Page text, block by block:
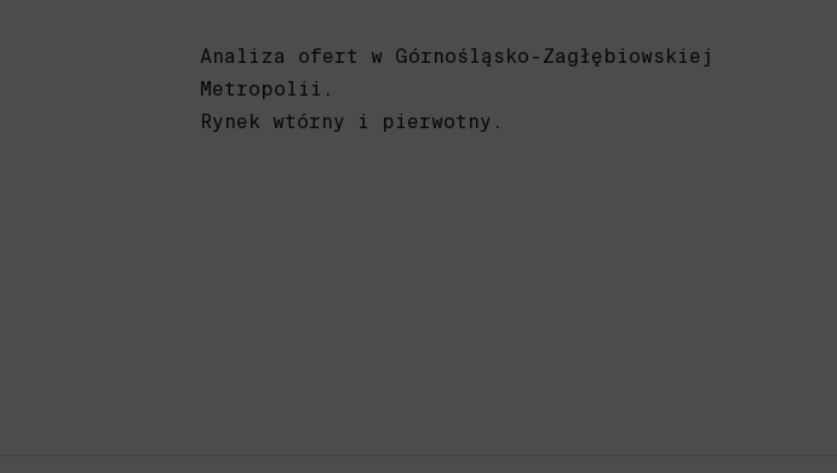
Analiza ofert w Górnośląsko-Zagłębiowskiej
Metropolii.
Rynek wtórny i pierwotny.